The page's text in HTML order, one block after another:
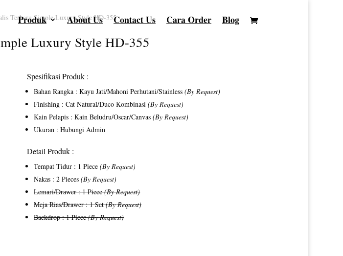
Produk About Us Contact Us Cara Order Blog
Terbaru Simple Luxury Style HD-355
Luxury Style HD-355
Spesifikasi Produk :
Bahan Rangka : Kayu Jati/Mahoni Perhutani/Stainless(By Request)
Finishing : Cat Natural/Duco Kombinasi(By Request)
Kain Pelapis : Kain Beludru/Oscar/Canvas(By Request)
Ukuran : Hubungi Admin
Detail Produk :
Tempat Tidur : 1 Piece(By Request)
Nakas : 2 Pieces(By Request)
Lemari/Drawer : 1 Piece(By Request)
Meja Rias/Drawer : 1 Set(By Request)
Backdrop : 1 Piece(By Request)